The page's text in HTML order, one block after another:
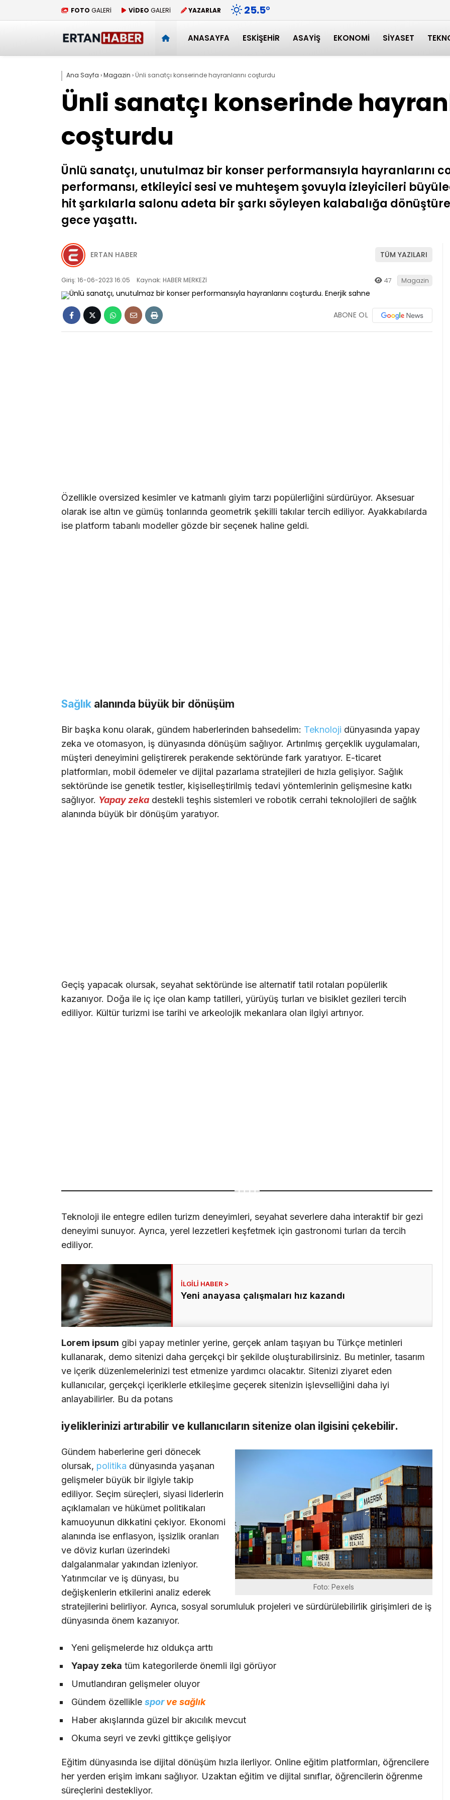
FOTO GALERİ VİDEO GALERİ YAZARLAR 25.5°
ANASAYFA ESKIŞEHIR ASAYIŞ EKONOMI SIYASET
Ana Sayfa ›Magazin › Ünli sanatçı konserinde hayranlarını coşturdu
Ünli sanatçı konserinde
coşturdu
Ünlü sanatçı, unutulmaz bir konser performansıyla hayranlarını
performansı, etkileyici sesi ve muhteşem şovuyla izleyicileri
hit şarkılarla salonu adeta bir şarkı söyleyen kalabalığa
gece yaşattı.
ERTAN HABER TÜM YAZILARI
Giriş: 16-06-2023 16:05 Kaynak: HABER MERKEZİ 47 Magazin
ABONE OL
Özellikle oversized kesimler ve katmanlı giyim tarzı popülerliğini sürdürüyor. Aksesuar
olarak ise altın ve gümüş tonlarında geometrik şekilli takılar tercih ediliyor. Ayakkabılarda
ise platform tabanlı modeller gözde bir seçenek haline geldi.
Sağlık alanında büyük bir dönüşüm
Bir başka konu olarak, gündem haberlerinden bahsedelim: Teknoloji dünyasında yapay
zeka ve otomasyon, iş dünyasında dönüşüm sağlıyor. Artırılmış gerçeklik uygulamaları,
müşteri deneyimini geliştirerek perakende sektöründe fark yaratıyor. E-ticaret
platformları, mobil ödemeler ve dijital pazarlama stratejileri de hızla gelişiyor. Sağlık
sektöründe ise genetik testler, kişiselleştirilmiş tedavi yöntemlerinin gelişmesine katkı
sağlıyor. Yapay zeka destekli teşhis sistemleri ve robotik cerrahi teknolojileri de sağlık
alanında büyük bir dönüşüm yaratıyor.
Geçiş yapacak olursak, seyahat sektöründe ise alternatif tatil rotaları popülerlik
kazanıyor. Doğa ile iç içe olan kamp tatilleri, yürüyüş turları ve bisiklet gezileri tercih
ediliyor. Kültür turizmi ise tarihi ve arkeolojik mekanlara olan ilgiyi artırıyor.
Teknoloji ile entegre edilen turizm deneyimleri, seyahat severlere daha interaktif bir gezi
deneyimi sunuyor. Ayrıca, yerel lezzetleri keşfetmek için gastronomi turları da tercih
ediliyor.
Yeni anayasa çalışmaları hız kazandı
Lorem ipsum gibi yapay metinler yerine, gerçek anlam taşıyan bu Türkçe metinleri
kullanarak, demo sitenizi daha gerçekçi bir şekilde oluşturabilirsiniz. Bu metinler, tasarım
ve içerik düzenlemelerinizi test etmenize yardımcı olacaktır. Sitenizi ziyaret eden
kullanıcılar, gerçekçi içeriklerle etkileşime geçerek sitenizin işlevselliğini daha iyi
anlayabilirler. Bu da potans
iyeliklerinizi artırabilir ve kullanıcıların sitenize olan ilgisini çekebilir.
Foto: Pexels
Gündem haberlerine geri dönecek
olursak, politika dünyasında yaşanan
gelişmeler büyük bir ilgiyle takip
ediliyor. Seçim süreçleri, siyasi liderlerin
açıklamaları ve hükümet politikaları
kamuoyunun dikkatini çekiyor. Ekonomi
alanında ise enflasyon, işsizlik oranları
ve döviz kurları üzerindeki
dalgalanmalar yakından izleniyor.
Yatırımcılar ve iş dünyası, bu
değişkenlerin etkilerini analiz ederek
stratejilerini belirliyor. Ayrıca, sosyal sorumluluk projeleri ve sürdürülebilirlik girişimleri de iş
dünyasında önem kazanıyor.
Yeni gelişmelerde hız oldukça arttı
Yapay zeka tüm kategorilerde önemli ilgi görüyor
Umutlandıran gelişmeler oluyor
Gündem özellikle sporve sağlık
Haber akışlarında güzel bir akıcılık mevcut
Okuma seyri ve zevki gittikçe gelişiyor
Eğitim dünyasında ise dijital dönüşüm hızla ilerliyor. Online eğitim platformları, öğrencilere
her yerden erişim imkanı sağlıyor. Uzaktan eğitim ve dijital sınıflar, öğrencilerin öğrenme
süreçlerini destekliyor.